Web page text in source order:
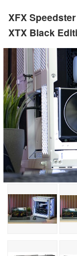
XFX
XTX Black